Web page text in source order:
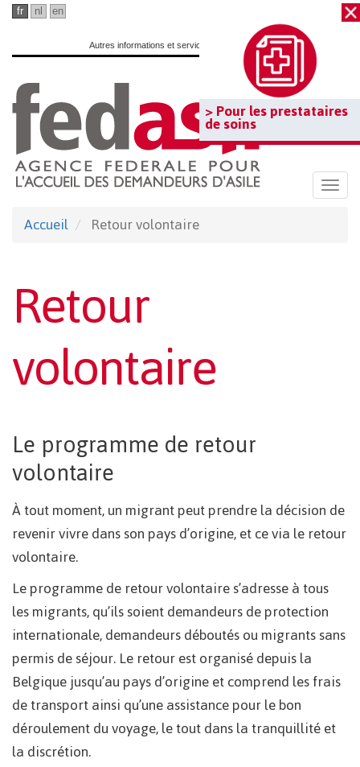
Passer
contenu
principal
> Pour les prestataires
de soins
fr nl en
Autres informations et services officiels :www.belgium.be
Accueil Retour volontaire
Retour
volontaire
Le programme de retour
volontaire
À tout moment, un migrant peut prendre la décision de
revenir vivre dans son pays d’origine, et ce via le retour
volontaire.
Le programme de retour volontaire s’adresse à tous
les migrants, qu’ils soient demandeurs de protection
internationale, demandeurs déboutés ou migrants sans
permis de séjour. Le retour est organisé depuis la
Belgique jusqu’au pays d’origine et comprend les frais
de transport ainsi qu’une assistance pour le bon
déroulement du voyage, le tout dans la tranquillité et
la discrétion.